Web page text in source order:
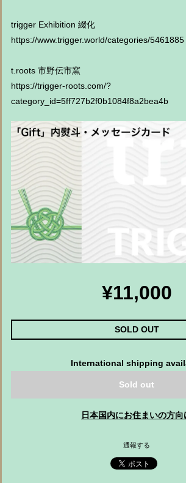
trigger Exhibition 綴化
https://www.trigger.world/categories/5461885
t.roots 市野伝市窯
https://trigger-roots.com/?
category_id=5ff727b2f0b1084f8a2bea4b
¥11,000
SOLD OUT
International shipping
Sold out
日本国内にお住まいの方向
通報する